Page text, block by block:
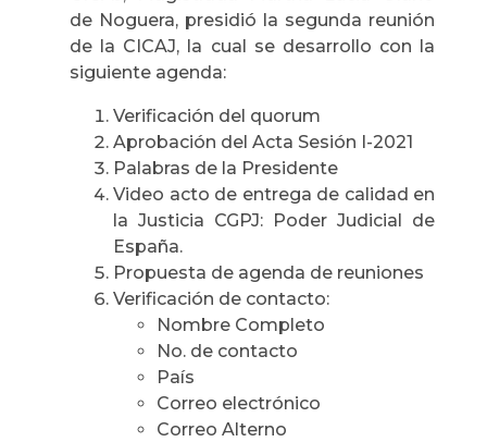
de Noguera, presidió la segunda reunión
de la CICAJ, la cual se desarrollo con la
siguiente agenda:
Verificación del quorum
Aprobación del Acta Sesión I-2021
Palabras de la Presidente
Video acto de entrega de calidad en
la Justicia CGPJ: Poder Judicial de
España.
Propuesta de agenda de reuniones
Verificación de contacto:
Nombre Completo
No. de contacto
País
Correo electrónico
Correo Alterno